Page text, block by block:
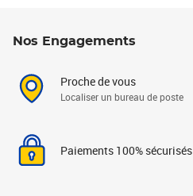
Nos Engagements
Proche de vous
Localiser un bureau de poste
Paiements 100% sécurisés